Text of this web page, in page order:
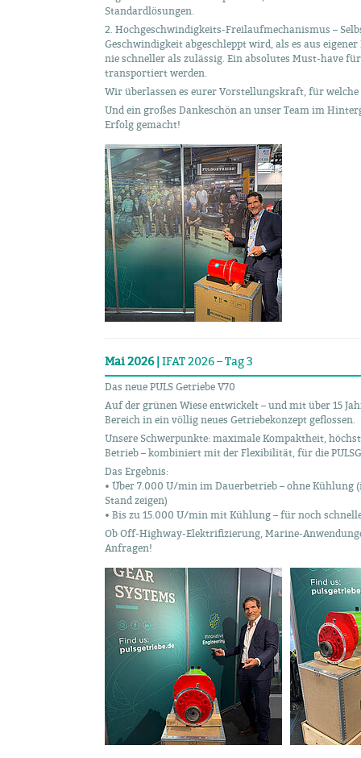
Standardlösungen.
2. Hochgeschwindigkeits-Freilaufmechanismus –
Geschwindigkeit abgeschleppt wird, als es aus
nie schneller als zulässig. Ein absolutes Must-have
transportiert werden.
Wir überlassen es eurer Vorstellungskraft, für
Und ein großes Dankeschön an unser Team im
Erfolg gemacht!
Mai 2026 | IFAT 2026 – Tag 3
Das neue PULS Getriebe V70
Auf der grünen Wiese entwickelt – und mit über 15
Bereich in ein völlig neues Getriebekonzept geflossen.
Unsere Schwerpunkte: maximale Kompaktheit,
Betrieb – kombiniert mit der Flexibilität, für die
Das Ergebnis:
• Über 7.000 U/min im Dauerbetrieb – ohne Kühlung
Stand zeigen)
• Bis zu 15.000 U/min mit Kühlung – für noch
Ob Off-Highway-Elektrifizierung, Marine-
Anfragen!